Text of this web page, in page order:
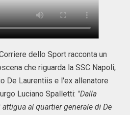
dello Sport racconta un
che riguarda la SSC Napoli,
De Laurentiis e l'ex allenatore
Luciano Spalletti: "Dalla
al quartier generale di De